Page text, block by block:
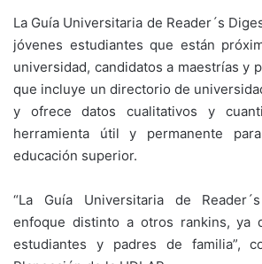
La Guía Universitaria de Reader´s
jóvenes estudiantes que están
universidad, candidatos a maestrías y
que incluye un directorio de
y ofrece datos cualitativos y
herramienta útil y permanente
educación superior.
“La Guía Universitaria de
enfoque distinto a otros rankins, ya
estudiantes y padres de familia”,